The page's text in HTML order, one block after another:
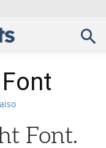
Font.